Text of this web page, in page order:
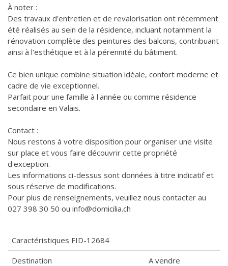
À noter :
Des travaux d'entretien et de revalorisation ont récemment
été réalisés au sein de la résidence, incluant notamment la
rénovation complète des peintures des balcons, contribuant
ainsi à l'esthétique et à la pérennité du bâtiment.
Ce bien unique combine situation idéale, confort moderne et
cadre de vie exceptionnel.
Parfait pour une famille à l'année ou comme résidence
secondaire en Valais.
Contact :
Nous restons à votre disposition pour organiser une visite
sur place et vous faire découvrir cette propriété
d'exception.
Les informations ci-dessus sont données à titre indicatif et
sous réserve de modifications.
Pour plus de renseignements, veuillez nous contacter au
027 398 30 50 ou info@domicilia.ch
Caractéristiques FID-12684
Destination
A vendre